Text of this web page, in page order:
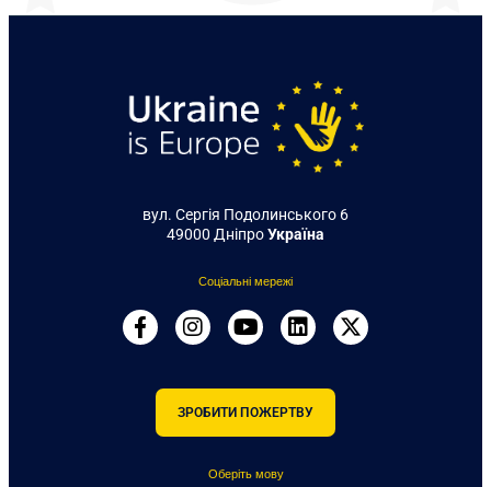
вул. Сергія Подолинського 6
49000 ДніпроУкраїна
Соціальні мережі
ЗРОБИТИ ПОЖЕРТВУ
Оберіть мову